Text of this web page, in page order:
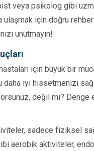
veya psikolog gibi
için doğru
unutmayın!
için büyük bir
iyi hissetmenizi
değil mi? Denge
sadece fiziksel
aerobik aktiviteler,